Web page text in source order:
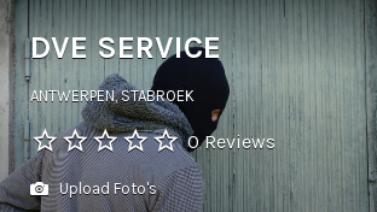
DVE SERVICE
ANTWERPEN, STABROEK
0 Reviews
Upload Foto's